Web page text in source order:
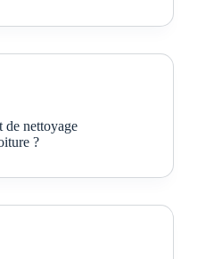
de nettoyage
?